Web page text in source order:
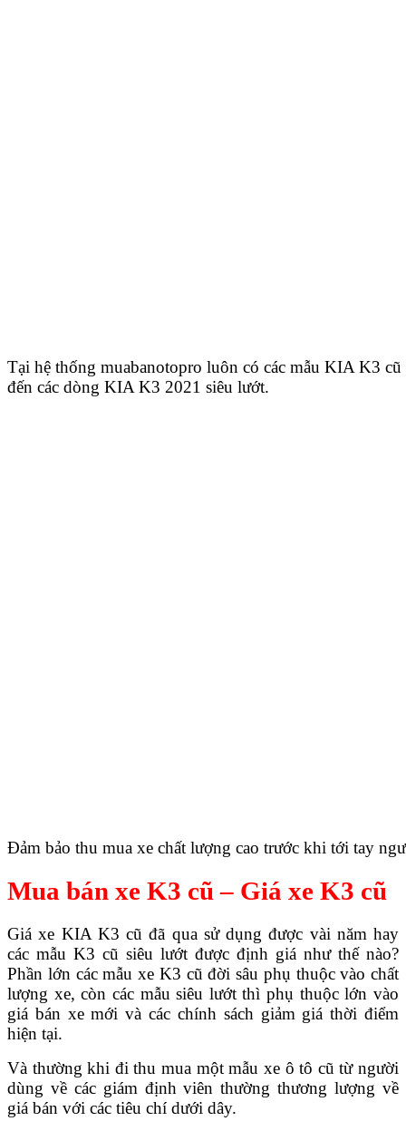
Tại hệ thống muabanotopro luôn có các mẫu KIA K3
đến các dòng KIA K3 2021 siêu lướt.
Đảm bảo thu mua xe chất lượng cao trước khi tới tay
Mua bán xe K3 cũ – Giá xe K3 cũ
Giá xe KIA K3 cũ đã qua sử dụng được vài năm hay
các mẫu K3 cũ siêu lướt được định giá như thế nào?
Phần lớn các mẫu xe K3 cũ đời sâu phụ thuộc vào chất
lượng xe, còn các mẫu siêu lướt thì phụ thuộc lớn vào
giá bán xe mới và các chính sách giảm giá thời điểm
hiện tại.
Và thường khi đi thu mua một mẫu xe ô tô cũ từ người
dùng về các giám định viên thường thương lượng về
giá bán với các tiêu chí dưới dây.